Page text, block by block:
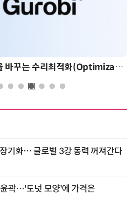
AI 시대의 의사결정을 바꾸는 수리최적화(Optimization): 실제 산업 적용 사례와 활용 전략
기화… 글로벌 3강 동력 꺼져간다
윤곽…'도넛 모양'에 가격은